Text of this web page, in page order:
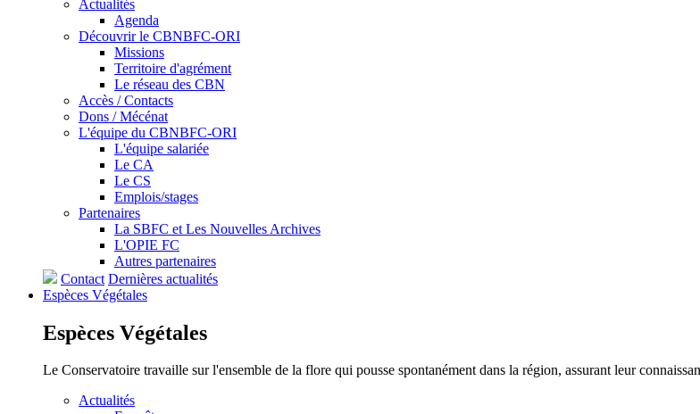
Actualités
Agenda
Découvrir le CBNBFC-ORI
Missions
Territoire d'agrément
Le réseau des CBN
Accès / Contacts
Dons / Mécénat
L'équipe du CBNBFC-ORI
L'équipe salariée
Le CA
Le CS
Emplois/stages
Partenaires
La SBFC et Les Nouvelles Archives
L'OPIE FC
Autres partenaires
Contact Dernières actualités
Espèces Végétales
Espèces Végétales
Le Conservatoire travaille sur l'ensemble de la flore qui pousse spontanément dans la région, assurant leur
Actualités